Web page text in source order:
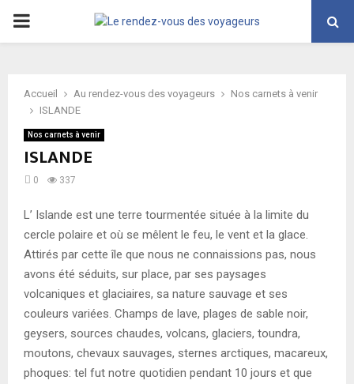
PRIMARY
Accueil Au rendez-vous des voyageurs
Nos carnets à venir
ISLANDE
Nos carnets à venir
ISLANDE
0 337
L’ Islande est une terre tourmentée située à la limite du
cercle polaire et où se mêlent le feu, le vent et la glace.
Attirés par cette île que nous ne connaissions pas, nous
avons été séduits, sur place, par ses paysages
volcaniques et glaciaires, sa nature sauvage et ses
couleurs variées. Champs de lave, plages de sable noir,
geysers, sources chaudes, volcans, glaciers, toundra,
moutons, chevaux sauvages, sternes arctiques, macareux,
phoques: tel fut notre quotidien pendant 10 jours et que